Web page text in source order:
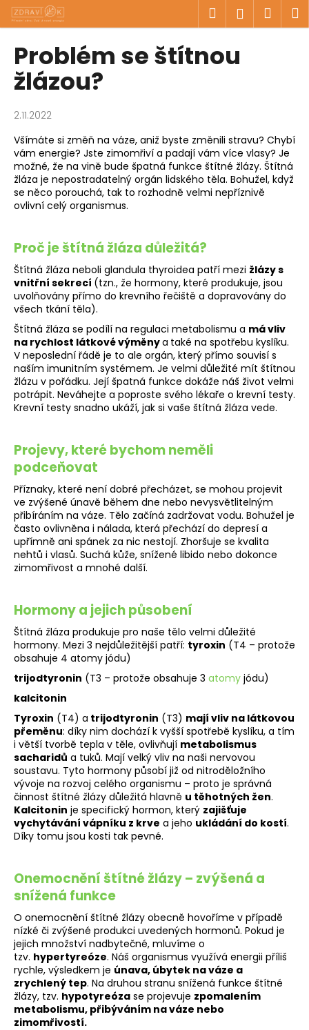
Přejít
obsah
Hledat
Problém se štítnou
žlázou?
2.11.2022
Všímáte si změň na váze, aniž byste změnili stravu? Chybí
vám energie? Jste zimomřiví a padají vám více vlasy? Je
možné, že na vině bude špatná funkce štítné žlázy. Štítná
žláza je nepostradatelný orgán lidského těla. Bohužel, když
se něco porouchá, tak to rozhodně velmi nepříznivě
ovlivní celý organismus.
Proč je štítná žláza důležitá?
Štítná žláza neboli glandula thyroidea patří mezi žlázy s
vnitřní sekrecí (tzn., že hormony, které produkuje, jsou
uvolňovány přímo do krevního řečiště a dopravovány do
všech tkání těla).
Štítná žláza se podílí na regulaci metabolismu a má vliv
na rychlost látkové výměnya také na spotřebu kyslíku.
V neposlední řádě je to ale orgán, který přímo souvisí s
naším imunitním systémem. Je velmi důležité mít štítnou
žlázu v pořádku. Její špatná funkce dokáže náš život velmi
potrápit. Neváhejte a poproste svého lékaře o krevní testy.
Krevní testy snadno ukáží, jak si vaše štítná žláza vede.
Projevy, které bychom neměli
podceňovat
Příznaky, které není dobré přecházet, se mohou projevit
ve zvýšené únavě během dne nebo nevysvětlitelným
přibíráním na váze. Tělo začíná zadržovat vodu. Bohužel je
často ovlivněna i nálada, která přechází do depresí a
upřímně ani spánek za nic nestojí. Zhoršuje se kvalita
nehtů i vlasů. Suchá kůže, snížené libido nebo dokonce
zimomřivost a mnohé další.
Hormony a jejich působení
Štítná žláza produkuje pro naše tělo velmi důležité
hormony. Mezi 3 nejdůležitější patří: tyroxin (T4 – protože
obsahuje 4 atomy jódu)
trijodtyronin (T3 – protože obsahuje 3 atomy jódu)
kalcitonin
Tyroxin (T4) a trijodtyronin (T3) mají vliv na látkovou
přeměnu: díky nim dochází k vyšší spotřebě kyslíku, a tím
i větší tvorbě tepla v těle, ovlivňují metabolismus
sacharidů a tuků. Mají velký vliv na naši nervovou
soustavu. Tyto hormony působí již od nitroděložního
vývoje na rozvoj celého organismu – proto je správná
činnost štítné žlázy důležitá hlavně u těhotných žen.
Kalcitonin je specifický hormon, který zajišťuje
vychytávání vápníku z krve a jeho ukládání do kostí.
Díky tomu jsou kosti tak pevné.
Onemocnění štítné žlázy – zvýšená a
snížená funkce
O onemocnění štítné žlázy obecně hovoříme v případě
nízké či zvýšené produkci uvedených hormonů. Pokud je
jejich množství nadbytečné, mluvíme o
tzv. hypertyreóze. Náš organismus využívá energii příliš
rychle, výsledkem je únava, úbytek na váze a
zrychlený tep. Na druhou stranu snížená funkce štítné
žlázy, tzv. hypotyreóza se projevuje zpomalením
metabolismu, přibýváním na váze nebo
zimomřivostí.
o
C
o
p
t
ř
e
b
j
e
t
e
n
a
j
í
t
?
D
o
p
o
u
č
u
j
e
m
e
DAILY
FORMULA
S
NIACINEM
A
STÉVIÍ
95
Kč